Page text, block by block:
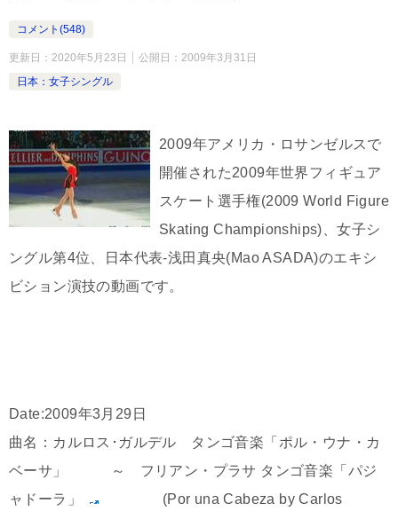
コメント(548)
更新日： 2020年5月23日 公開日： 2009年3月31日
日本：女子シングル
2009年アメリカ・ロサンゼルスで
開催された2009年世界フィギュア
スケート選手権(2009 World Figure
Skating Championships)、女子シ
ングル第4位、日本代表-浅田真央(Mao ASADA)のエキシ
ビション演技の動画です。
Date:2009年3月29日
曲名：カルロス･ガルデル タンゴ音楽「ポル・ウナ・カ
ベーサ」 ～ フリアン・プラサ タンゴ音楽「パジ
ャドーラ」
(Por una Cabeza by Carlos